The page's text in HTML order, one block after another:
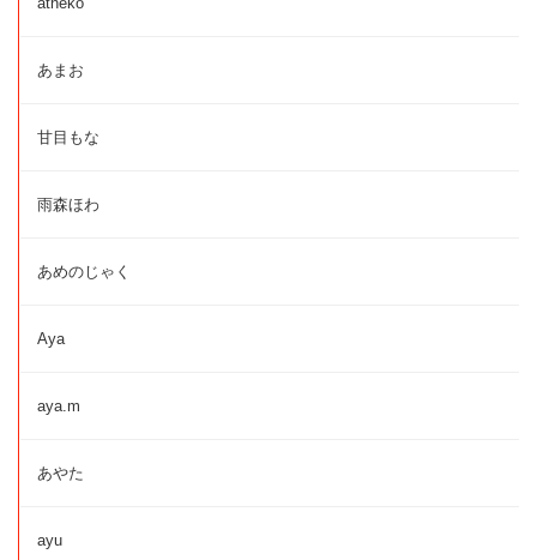
あまお
甘目もな
雨森ほわ
あめのじゃく
Aya
aya.m
あやた
ayu